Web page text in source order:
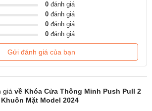
0 đánh giá
0 đánh giá
0 đánh giá
0 đánh giá
Gửi đánh giá của bạn
giá về Khóa Cửa Thông Minh Push Pull 2
Mặt Model 2024